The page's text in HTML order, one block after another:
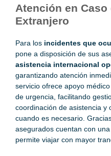
Atención en Caso
Extranjero
Para los incidentes que
pone a disposición de sus
asistencia internacional
garantizando atención
servicio ofrece apoyo
de urgencia, facilitando
coordinación de asistencia y
cuando es necesario.
asegurados cuentan con
permite viajar con mayor